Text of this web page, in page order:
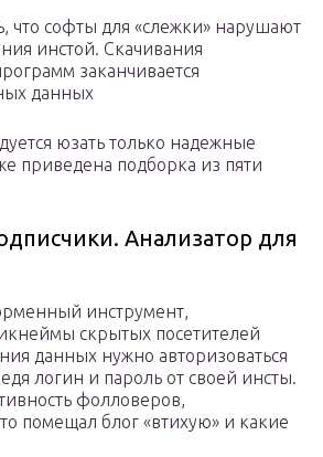
что софты для «слежки» нарушают
инстой. Скачивания
заканчивается
данных
юзать только надежные
приведена подборка из пяти
Анализатор для
инструмент,
скрытых посетителей
данных нужно авторизоваться
логин и пароль от своей инсты.
фолловеров,
помещал блог «втихую» и какие